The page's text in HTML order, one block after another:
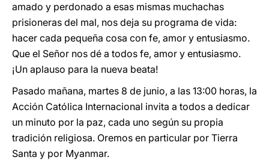
amado y perdonado a esas mismas muchachas
prisioneras del mal, nos deja su programa de vida:
hacer cada pequeña cosa con fe, amor y entusiasmo.
Que el Señor nos dé a todos fe, amor y entusiasmo.
¡Un aplauso para la nueva beata!
Pasado mañana, martes 8 de junio, a las 13:00 horas, la
Acción Católica Internacional invita a todos a dedicar
un minuto por la paz, cada uno según su propia
tradición religiosa. Oremos en particular por Tierra
Santa y por Myanmar.